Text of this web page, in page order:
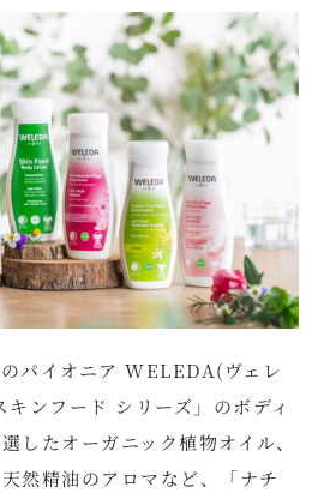
パイオニア WELEDA(ヴェレ
ンフード シリーズ」のボディ
したオーガニック植物オイル、
然精油のアロマなど、「ナチ